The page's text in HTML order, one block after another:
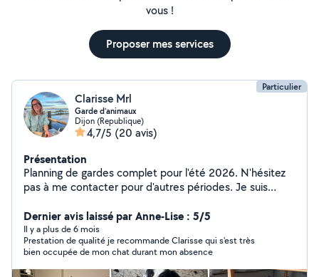
vous !
Proposer mes services
Particulier
Clarisse Mrl
Garde d’animaux
Dijon (Republique)
4,7/5 (20 avis)
Présentation
Planning de gardes complet pour l'été 2026. N'hésitez
pas à me contacter pour d'autres périodes. Je suis
déplacements et vacances. J'apprécie prendre vos
animaux en photo et vidéo afin de vous faire partager
leurs activités pendant votre absence !
Dernier avis laissé par Anne-Lise : 5/5
Il y a plus de 6 mois
Prestation de qualité je recommande Clarisse qui s'est très
bien occupée de mon chat durant mon absence